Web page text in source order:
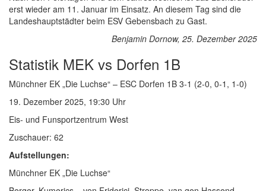
erst wieder am 11. Januar im Einsatz. An diesem Tag sind die
Landeshauptstädter beim ESV Gebensbach zu Gast.
Benjamin Dornow, 25. Dezember 2025
Statistik MEK vs Dorfen 1B
Münchner EK „Die Luchse“ – ESC Dorfen 1B 3-1 (2-0, 0-1, 1-0)
19. Dezember 2025, 19:30 Uhr
Eis- und Funsportzentrum West
Zuschauer: 62
Aufstellungen:
Münchner EK „Die Luchse“